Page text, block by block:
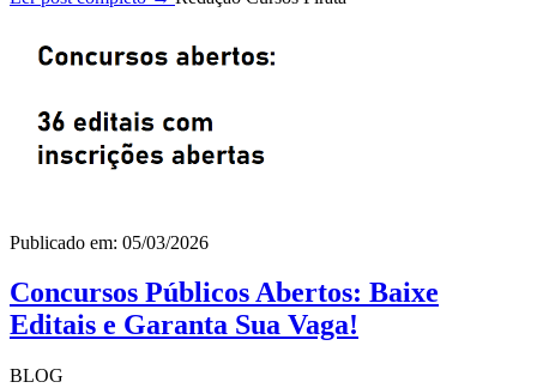
Publicado em: 05/03/2026
Concursos Públicos Abertos: Baixe
Editais e Garanta Sua Vaga!
BLOG